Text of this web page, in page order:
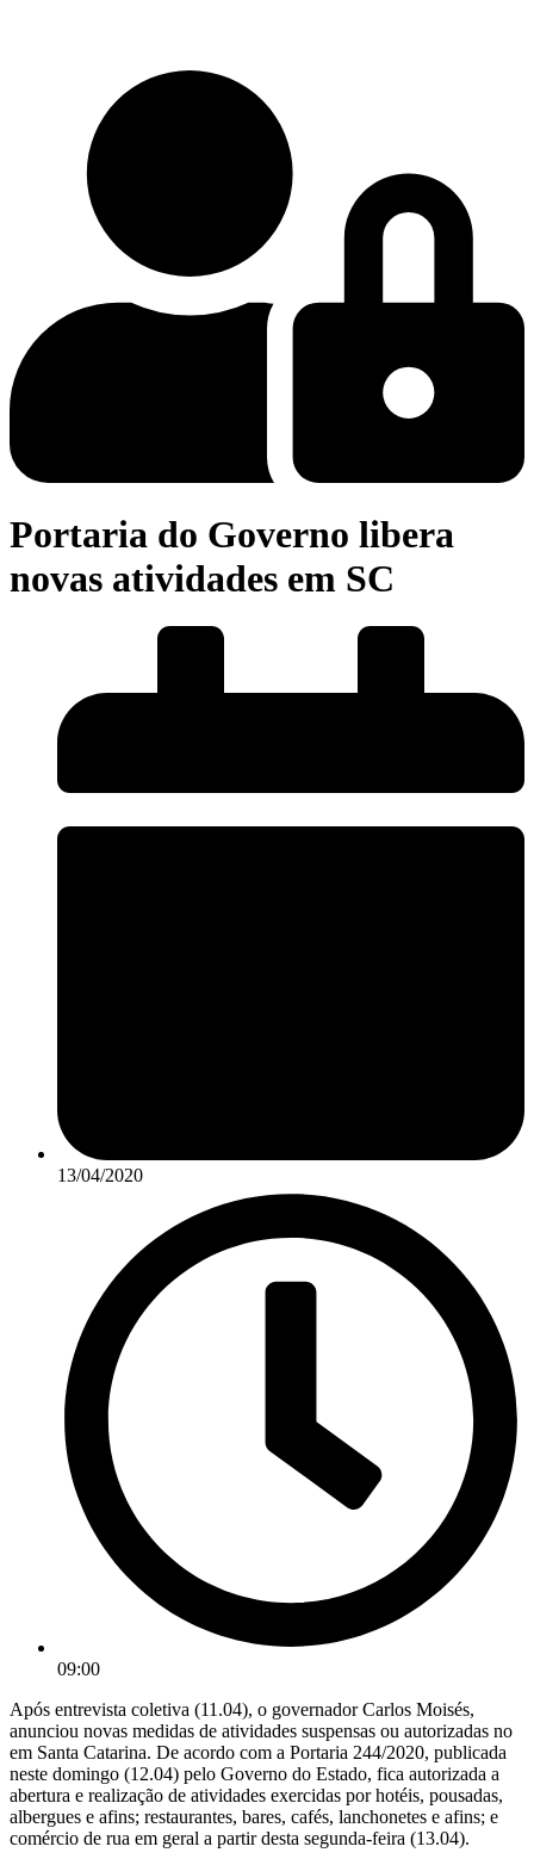
Portaria do Governo libera
novas atividades em SC
13/04/2020
09:00
Após entrevista coletiva (11.04), o governador Carlos Moisés,
anunciou novas medidas de atividades suspensas ou autorizadas no
em Santa Catarina. De acordo com a Portaria 244/2020, publicada
neste domingo (12.04) pelo Governo do Estado, fica autorizada a
abertura e realização de atividades exercidas por hotéis, pousadas,
albergues e afins; restaurantes, bares, cafés, lanchonetes e afins; e
comércio de rua em geral a partir desta segunda-feira (13.04).